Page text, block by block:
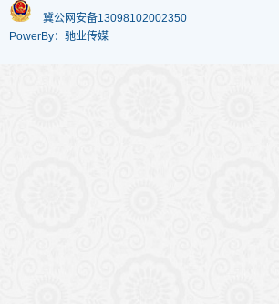
冀公网安备13098102002350
PowerBy：驰业传媒